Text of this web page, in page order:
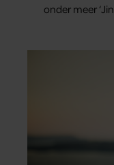
onder meer